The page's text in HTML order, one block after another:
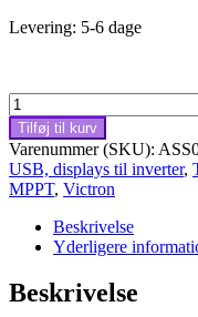
Levering: 5-6 dage
VICTRON
Energy
kasse
til
BMV
&
Color
Control
antal
Tilføj til kurv
Varenummer (SKU):
USB, displays til inverter,
MPPT, Victron
Beskrivelse
Yderligere
Beskrivelse